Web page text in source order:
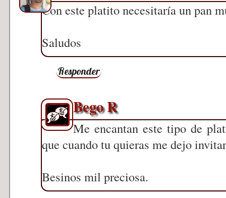
Con este platito necesitaría un pan
Saludos
Responder
Bego R
Me encantan este tipo de
que cuando tu quieras me dejo
Besinos mil preciosa.